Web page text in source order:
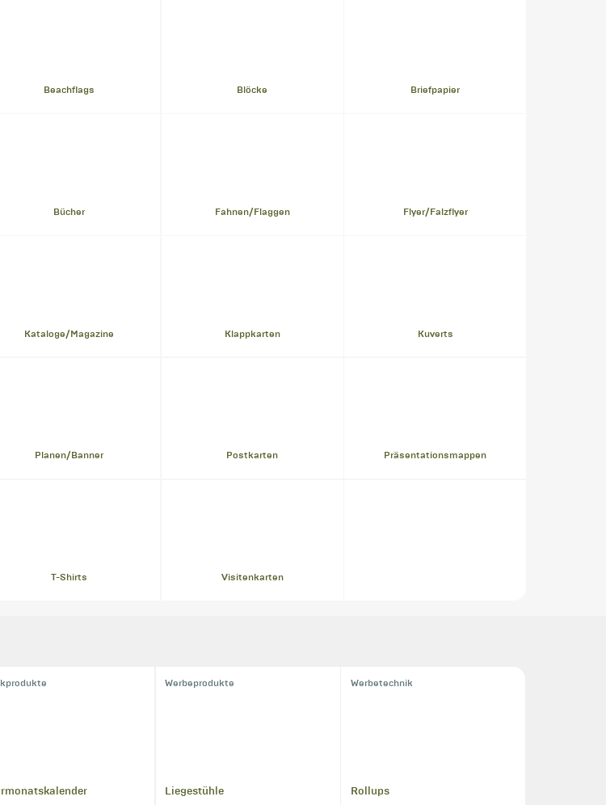
Beachflags Blöcke Briefpapier
Bücher Fahnen/Flaggen Flyer/Falzflyer
Kataloge/Magazine Klappkarten Kuverts
Planen/Banner Postkarten Präsentationsmappen
T-Shirts Visitenkarten
Werbeprodukte
Liegestühle
Werbetechnik
Rollups